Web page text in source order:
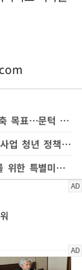
이 대통령 "2년차 국정, 핵심과제 기반 구축 목표…문턱 닳도록 여야 찾아야"
이 대통령 "내년 예산안·중장기 국가재정 사업 청년 정책 최우선 고려"
[전문]이재명 대통령 교황청 '평화와 연대를 위한 특별미사' 기념연설